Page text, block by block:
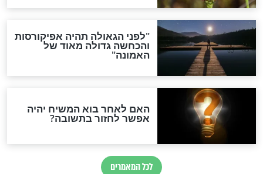
הותר לפרסום: לוחמי מילואים
ואיראן: בלי שקיפות ועם הרבה
סימני שאלה